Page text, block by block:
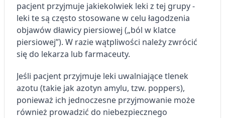
pacjent przyjmuje jakiekolwiek leki z tej grupy -
leki te są często stosowane w celu łagodzenia
objawów dławicy piersiowej („ból w klatce
piersiowej”). W razie wątpliwości należy zwrócić
się do lekarza lub farmaceuty.
Jeśli pacjent przyjmuje leki uwalniające tlenek
azotu (takie jak azotyn amylu, tzw. poppers),
ponieważ ich jednoczesne przyjmowanie może
również prowadzić do niebezpiecznego